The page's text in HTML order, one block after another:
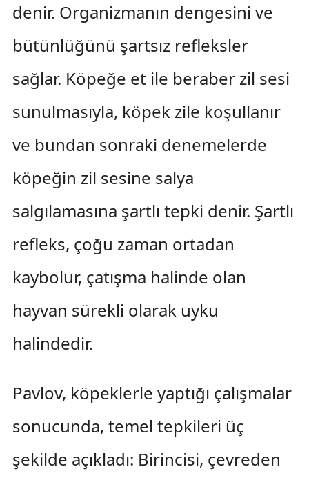
denir. Organizmanın dengesini ve
bütünlüğünü şartsız refleksler
sağlar. Köpeğe et ile beraber zil sesi
sunulmasıyla, köpek zile koşullanır
ve bundan sonraki denemelerde
köpeğin zil sesine salya
salgılamasına şartlı tepki denir. Şartlı
refleks, çoğu zaman ortadan
kaybolur, çatışma halinde olan
hayvan sürekli olarak uyku
halindedir.
Pavlov, köpeklerle yaptığı çalışmalar
sonucunda, temel tepkileri üç
şekilde açıkladı: Birincisi, çevreden